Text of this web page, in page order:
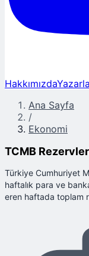
Hakkımızda
Ana Sayfa
/
Ekonomi
TCMB
Türkiye Cumhuriyet
haftalık para ve
eren haftada toplam